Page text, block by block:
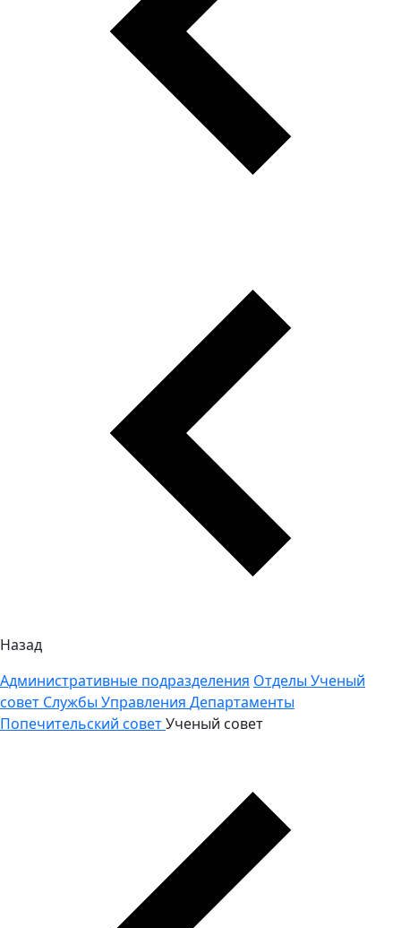
Назад
Административные подразделения Отделы Ученый
совет Службы Управления Департаменты
Попечительский советУченый совет